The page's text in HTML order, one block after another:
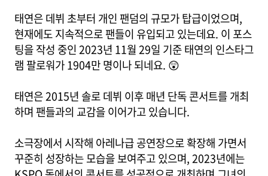
태연은 데뷔 초부터 개인 팬덤의 규모가 탑급이었으며,
현재에도 지속적으로 팬들이 유입되고 있는데요. 이 포스
팅을 작성 중인 2023년 11월 29일 기준 태연의 인스타그
램 팔로워가 1904만 명이나 되네요. 😲
태연은 2015년 솔로 데뷔 이후 매년 단독 콘서트를 개최
하며 팬들과의 교감을 이어가고 있습니다.
소극장에서 시작해 아레나급 공연장으로 확장해 가면서
꾸준히 성장하는 모습을 보여주고 있으며, 2023년에는